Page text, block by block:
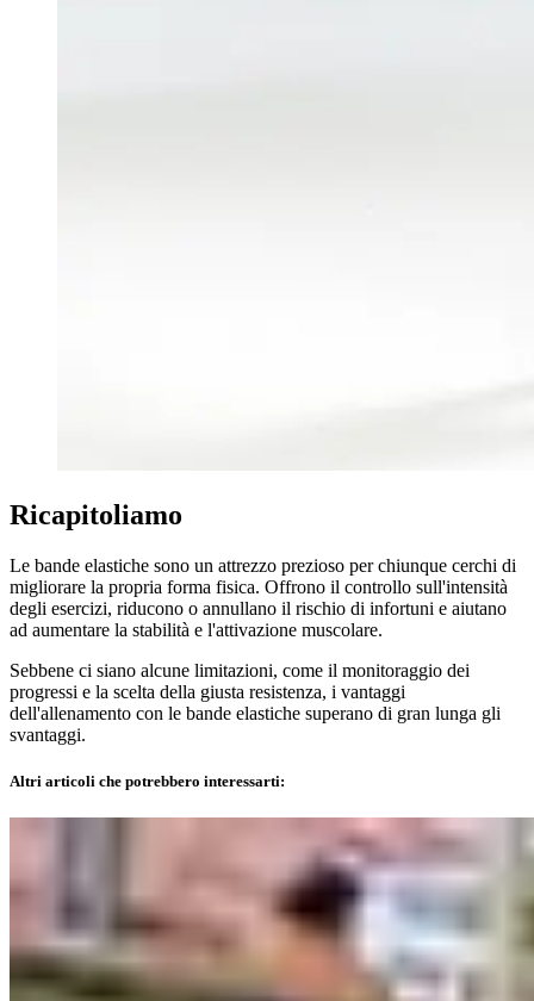
Ricapitoliamo
Le bande elastiche sono un attrezzo prezioso per chiunque cerchi di
migliorare la propria forma fisica. Offrono il controllo sull'intensità
degli esercizi, riducono o annullano il rischio di infortuni e aiutano
ad aumentare la stabilità e l'attivazione muscolare.
Sebbene ci siano alcune limitazioni, come il monitoraggio dei
progressi e la scelta della giusta resistenza, i vantaggi
dell'allenamento con le bande elastiche superano di gran lunga gli
svantaggi.
Altri articoli che potrebbero interessarti: